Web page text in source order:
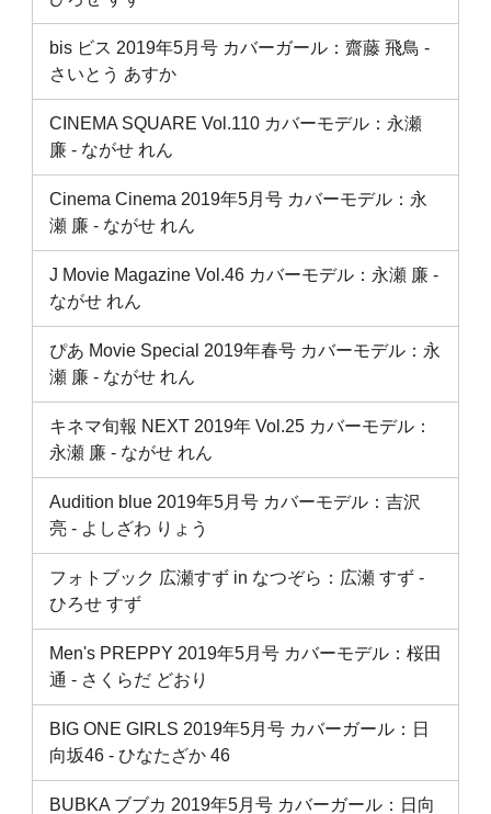
bis ビス 2019年5月号 カバーガール：齋藤 飛鳥 ‐
さいとう あすか
CINEMA SQUARE Vol.110 カバーモデル：永瀬
廉 ‐ ながせ れん
Cinema Cinema 2019年5月号 カバーモデル：永
瀬 廉 ‐ ながせ れん
J Movie Magazine Vol.46 カバーモデル：永瀬 廉 ‐
ながせ れん
ぴあ Movie Special 2019年春号 カバーモデル：永
瀬 廉 ‐ ながせ れん
キネマ旬報 NEXT 2019年 Vol.25 カバーモデル：
永瀬 廉 ‐ ながせ れん
Audition blue 2019年5月号 カバーモデル：吉沢
亮 ‐ よしざわ りょう
フォトブック 広瀬すず in なつぞら：広瀬 すず ‐
ひろせ すず
Men's PREPPY 2019年5月号 カバーモデル：桜田
通 ‐ さくらだ どおり
BIG ONE GIRLS 2019年5月号 カバーガール：日
向坂46 ‐ ひなたざか 46
BUBKA ブブカ 2019年5月号 カバーガール：日向